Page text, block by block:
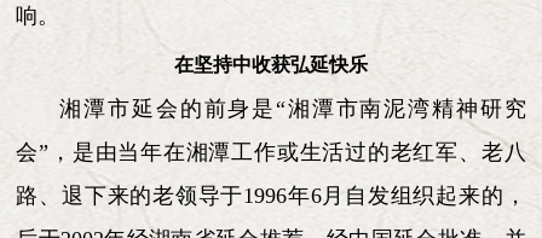
响。
在坚持中收获弘延快乐
湘潭市延会的前身是“湘潭市南泥湾精神研究
会”，是由当年在湘潭工作或生活过的老红军、老八
路、退下来的老领导于1996年6月自发组织起来的，